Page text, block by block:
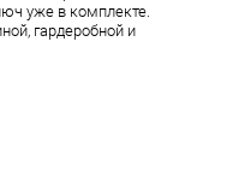
уже в комплекте.
гардеробной и